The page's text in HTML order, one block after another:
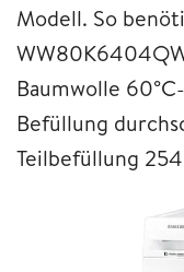
Modell. So
Baumwolle
Befüllung
Teilbefüllung